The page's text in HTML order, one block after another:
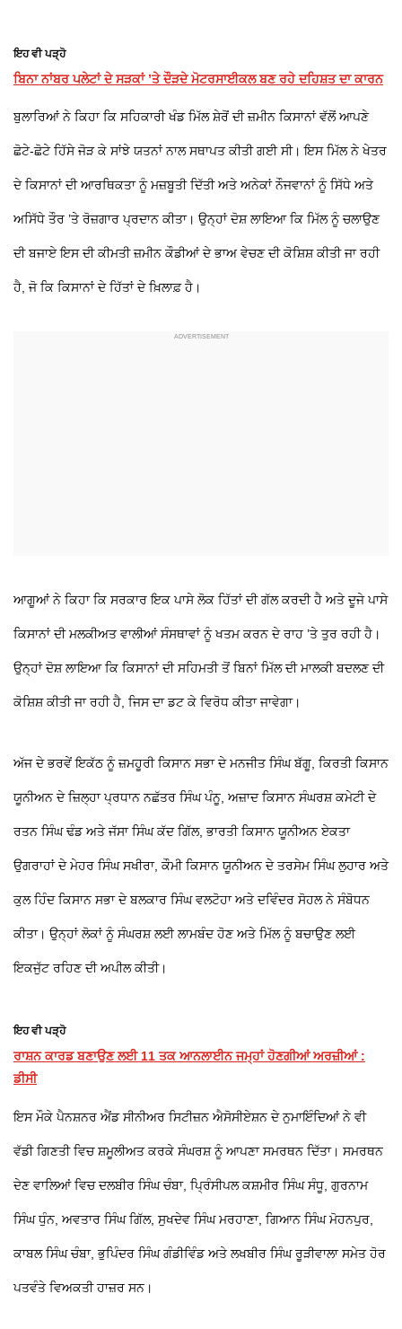
ਇਹ ਵੀ ਪੜ੍ਹੋ
ਬਿਨਾ ਨਾਂਬਰ ਪਲੇਟਾਂ ਦੇ ਸੜਕਾਂ ’ਤੇ ਦੌੜਦੇ ਮੋਟਰਸਾਈਕਲ ਬਣ ਰਹੇ ਦਹਿਸ਼ਤ ਦਾ ਕਾਰਨ
ਬੁਲਾਰਿਆਂ ਨੇ ਕਿਹਾ ਕਿ ਸਹਿਕਾਰੀ ਖੰਡ ਮਿੱਲ ਸ਼ੇਰੋਂ ਦੀ ਜ਼ਮੀਨ ਕਿਸਾਨਾਂ ਵੱਲੋਂ ਆਪਣੇ
ਛੋਟੇ-ਛੋਟੇ ਹਿੱਸੇ ਜੋੜ ਕੇ ਸਾਂਝੇ ਯਤਨਾਂ ਨਾਲ ਸਥਾਪਤ ਕੀਤੀ ਗਈ ਸੀ। ਇਸ ਮਿੱਲ ਨੇ ਖੇਤਰ
ਦੇ ਕਿਸਾਨਾਂ ਦੀ ਆਰਥਿਕਤਾ ਨੂੰ ਮਜ਼ਬੂਤੀ ਦਿੱਤੀ ਅਤੇ ਅਨੇਕਾਂ ਨੌਜਵਾਨਾਂ ਨੂੰ ਸਿੱਧੇ ਅਤੇ
ਅਸਿੱਧੇ ਤੌਰ ’ਤੇ ਰੋਜ਼ਗਾਰ ਪ੍ਰਦਾਨ ਕੀਤਾ। ਉਨ੍ਹਾਂ ਦੋਸ਼ ਲਾਇਆ ਕਿ ਮਿੱਲ ਨੂੰ ਚਲਾਉਣ
ਦੀ ਬਜਾਏ ਇਸ ਦੀ ਕੀਮਤੀ ਜ਼ਮੀਨ ਕੌਡੀਆਂ ਦੇ ਭਾਅ ਵੇਚਣ ਦੀ ਕੋਸ਼ਿਸ਼ ਕੀਤੀ ਜਾ ਰਹੀ
ਹੈ, ਜੋ ਕਿ ਕਿਸਾਨਾਂ ਦੇ ਹਿੱਤਾਂ ਦੇ ਖ਼ਿਲਾਫ਼ ਹੈ।
ਆਗੂਆਂ ਨੇ ਕਿਹਾ ਕਿ ਸਰਕਾਰ ਇਕ ਪਾਸੇ ਲੋਕ ਹਿੱਤਾਂ ਦੀ ਗੱਲ ਕਰਦੀ ਹੈ ਅਤੇ ਦੂਜੇ ਪਾਸੇ
ਕਿਸਾਨਾਂ ਦੀ ਮਲਕੀਅਤ ਵਾਲੀਆਂ ਸੰਸਥਾਵਾਂ ਨੂੰ ਖਤਮ ਕਰਨ ਦੇ ਰਾਹ ’ਤੇ ਤੁਰ ਰਹੀ ਹੈ।
ਉਨ੍ਹਾਂ ਦੋਸ਼ ਲਾਇਆ ਕਿ ਕਿਸਾਨਾਂ ਦੀ ਸਹਿਮਤੀ ਤੋਂ ਬਿਨਾਂ ਮਿੱਲ ਦੀ ਮਾਲਕੀ ਬਦਲਣ ਦੀ
ਕੋਸ਼ਿਸ਼ ਕੀਤੀ ਜਾ ਰਹੀ ਹੈ, ਜਿਸ ਦਾ ਡਟ ਕੇ ਵਿਰੋਧ ਕੀਤਾ ਜਾਵੇਗਾ।
ਅੱਜ ਦੇ ਭਰਵੇਂ ਇਕੱਠ ਨੂੰ ਜ਼ਮਹੂਰੀ ਕਿਸਾਨ ਸਭਾ ਦੇ ਮਨਜੀਤ ਸਿੰਘ ਬੱਗੂ, ਕਿਰਤੀ ਕਿਸਾਨ
ਯੂਨੀਅਨ ਦੇ ਜ਼ਿਲ੍ਹਾ ਪ੍ਰਧਾਨ ਨਛੱਤਰ ਸਿੰਘ ਪੰਨੂ, ਅਜ਼ਾਦ ਕਿਸਾਨ ਸੰਘਰਸ਼ ਕਮੇਟੀ ਦੇ
ਰਤਨ ਸਿੰਘ ਢੰਡ ਅਤੇ ਜੱਸਾ ਸਿੰਘ ਕੱਦ ਗਿੱਲ, ਭਾਰਤੀ ਕਿਸਾਨ ਯੂਨੀਅਨ ਏਕਤਾ
ਉਗਰਾਹਾਂ ਦੇ ਮੇਹਰ ਸਿੰਘ ਸਖੀਰਾ, ਕੌਮੀ ਕਿਸਾਨ ਯੂਨੀਅਨ ਦੇ ਤਰਸੇਮ ਸਿੰਘ ਲੁਹਾਰ ਅਤੇ
ਕੁਲ ਹਿੰਦ ਕਿਸਾਨ ਸਭਾ ਦੇ ਬਲਕਾਰ ਸਿੰਘ ਵਲਟੋਹਾ ਅਤੇ ਦਵਿੰਦਰ ਸੋਹਲ ਨੇ ਸੰਬੋਧਨ
ਕੀਤਾ। ਉਨ੍ਹਾਂ ਲੋਕਾਂ ਨੂੰ ਸੰਘਰਸ਼ ਲਈ ਲਾਮਬੰਦ ਹੋਣ ਅਤੇ ਮਿੱਲ ਨੂੰ ਬਚਾਉਣ ਲਈ
ਇਕਜੁੱਟ ਰਹਿਣ ਦੀ ਅਪੀਲ ਕੀਤੀ।
ਇਹ ਵੀ ਪੜ੍ਹੋ
ਰਾਸ਼ਨ ਕਾਰਡ ਬਣਾਉਣ ਲਈ 11 ਤਕ ਆਨਲਾਈਨ ਜਮ੍ਹਾਂ ਹੋਣਗੀਆਂ ਅਰਜ਼ੀਆਂ :
ਡੀਸੀ
ਇਸ ਮੌਕੇ ਪੈਨਸ਼ਨਰ ਐਂਡ ਸੀਨੀਅਰ ਸਿਟੀਜ਼ਨ ਐਸੋਸੀਏਸ਼ਨ ਦੇ ਨੁਮਾਇੰਦਿਆਂ ਨੇ ਵੀ
ਵੱਡੀ ਗਿਣਤੀ ਵਿਚ ਸ਼ਮੂਲੀਅਤ ਕਰਕੇ ਸੰਘਰਸ਼ ਨੂੰ ਆਪਣਾ ਸਮਰਥਨ ਦਿੱਤਾ। ਸਮਰਥਨ
ਦੇਣ ਵਾਲਿਆਂ ਵਿਚ ਦਲਬੀਰ ਸਿੰਘ ਚੰਬਾ, ਪ੍ਰਿੰਸੀਪਲ ਕਸ਼ਮੀਰ ਸਿੰਘ ਸੰਧੂ, ਗੁਰਨਾਮ
ਸਿੰਘ ਧੁੰਨ, ਅਵਤਾਰ ਸਿੰਘ ਗਿੱਲ, ਸੁਖਦੇਵ ਸਿੰਘ ਮਰਹਾਣਾ, ਗਿਆਨ ਸਿੰਘ ਮੋਹਨਪੁਰ,
ਕਾਬਲ ਸਿੰਘ ਚੰਬਾ, ਭੁਪਿੰਦਰ ਸਿੰਘ ਗੰਡੀਵਿੰਡ ਅਤੇ ਲਖਬੀਰ ਸਿੰਘ ਰੂੜੀਵਾਲਾ ਸਮੇਤ ਹੋਰ
ਪਤਵੰਤੇ ਵਿਅਕਤੀ ਹਾਜ਼ਰ ਸਨ।